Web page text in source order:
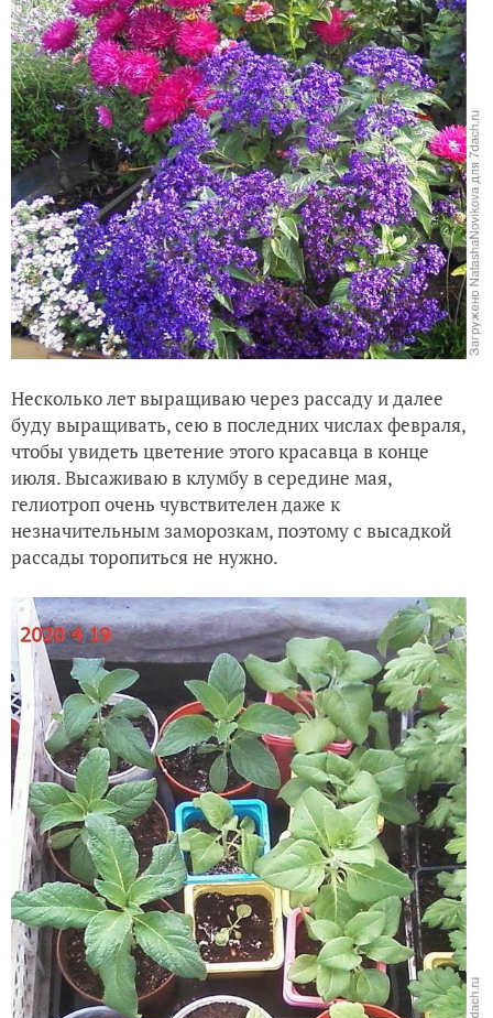
Несколько лет выращиваю через рассаду и далее
буду выращивать, сею в последних числах февраля,
чтобы увидеть цветение этого красавца в конце
июля. Высаживаю в клумбу в середине мая,
гелиотроп очень чувствителен даже к
незначительным заморозкам, поэтому с высадкой
рассады торопиться не нужно.